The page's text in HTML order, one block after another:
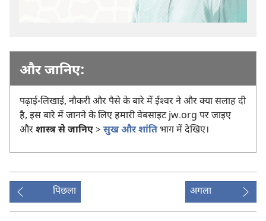
और जानिए:
पढ़ाई-लिखाई, नौकरी और पैसे के बारे में ईश्‍वर ने और क्या सलाह दी
है, इस बारे में जानने के लिए हमारी वेबसाइट jw.org पर जाइए
औरशास्त्र से जानिए> सुख और शांतिभाग में देखिए।
पिछला अगला